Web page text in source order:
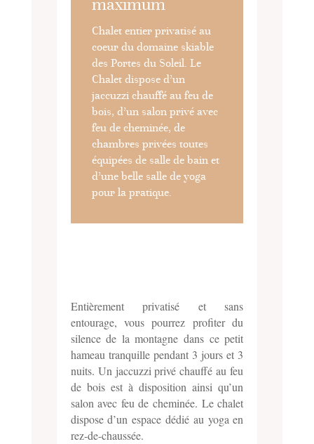
maximum
Chalet entier privatisé au
coeur du domaine skiable
des Portes du Soleil. Le
Chalet dispose d’un
jaccuzzi chauffé au feu de
bois, d’un salon privé avec
feu de cheminée, de
chambres privées toutes
équipées de salle de bain et
d’une belle salle de yoga
pour la pratique.
Entièrement privatisé et sans
entourage, vous pourrez profiter du
silence de la montagne dans ce petit
hameau tranquille pendant 3 jours et 3
nuits. Un jaccuzzi privé chauffé au feu
de bois est à disposition ainsi qu’un
salon avec feu de cheminée. Le chalet
dispose d’un espace dédié au yoga en
rez-de-chaussée.